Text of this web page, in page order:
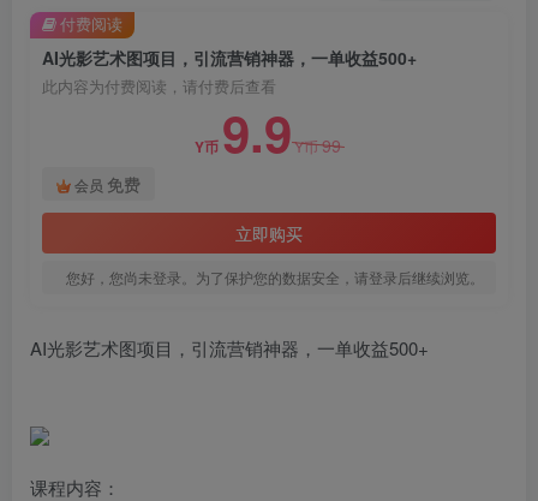
AI光影艺术图项目，引流营销神器，一单收益500+
此内容为付费阅读，请付费后查看
Y币 9.9Y币99
会员 免费
立即购买
您好，您尚未登录。为了保护您的数据安全，请登录后继续浏览。
付费阅读
AI光影艺术图项目，引流营销神器，一单收益500+
课程内容：